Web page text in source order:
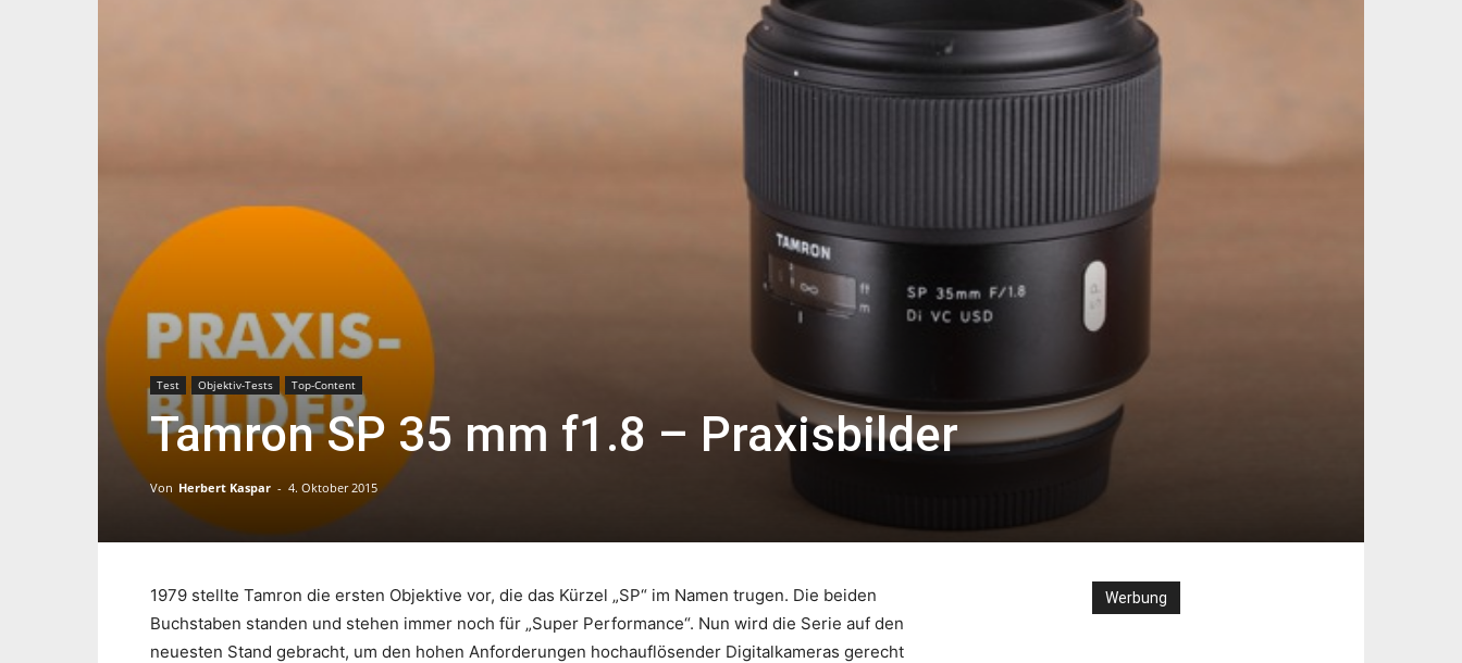
Test Objektiv-Tests Top-Content
Tamron SP 35 mm f1.8 – Praxisbilder
Von Herbert Kaspar - 4. Oktober 2015
1979 stellte Tamron die ersten Objektive vor, die das Kürzel „SP“ im Namen trugen. Die beiden
Buchstaben standen und stehen immer noch für „Super Performance“. Nun wird die Serie auf den
neuesten Stand gebracht, um den hohen Anforderungen hochauflösender Digitalkameras gerecht
Werbung